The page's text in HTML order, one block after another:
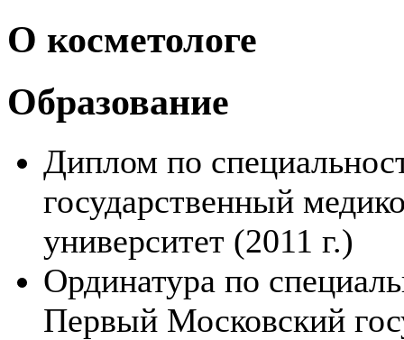
О косметологе
Образование
Диплом по
государственный
университет (2011 г.)
Ординатура по
Первый Московский